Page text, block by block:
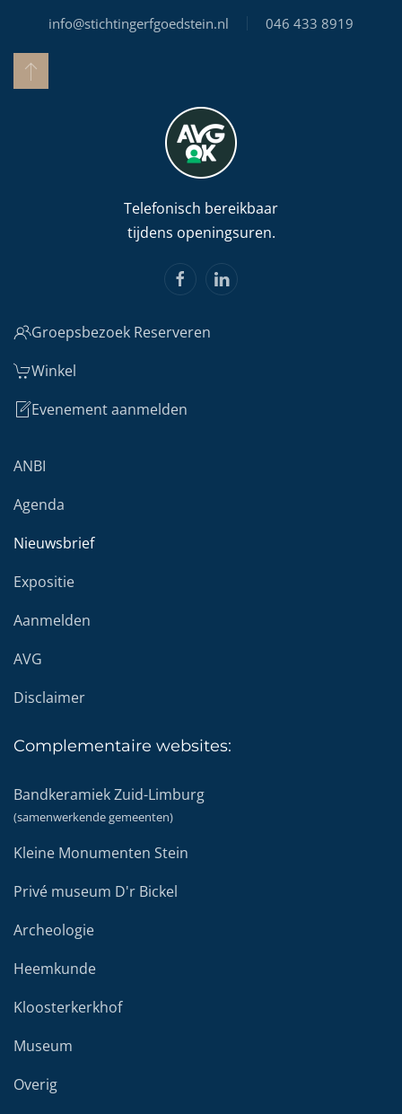
info@stichtingerfgoedstein.nl 046 433 8919
Telefonisch bereikbaar
tijdens openingsuren.
Groepsbezoek Reserveren
Winkel
Evenement aanmelden
ANBI
Agenda
Nieuwsbrief
Expositie
Aanmelden
AVG
Disclaimer
Complementaire websites:
Bandkeramiek Zuid-Limburg
(samenwerkende gemeenten)
Kleine Monumenten Stein
Privé museum D'r Bickel
Archeologie
Heemkunde
Kloosterkerkhof
Museum
Overig